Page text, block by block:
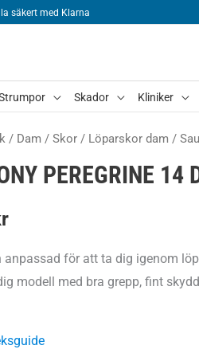
säkert med Klarna
Skador Kliniker
/ Dam / Skor / Löparskor dam /
PEREGRINE 14
anpassad för att ta dig igenom
modell med bra grepp, fint